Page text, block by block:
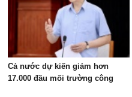
Cả nước dự kiến giảm hơn
17.000 đầu mối trường công